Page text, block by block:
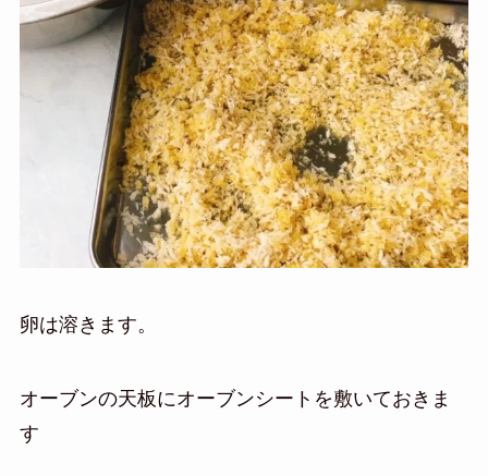
卵は溶きます。
オーブンの天板にオーブンシートを敷いておきま
す